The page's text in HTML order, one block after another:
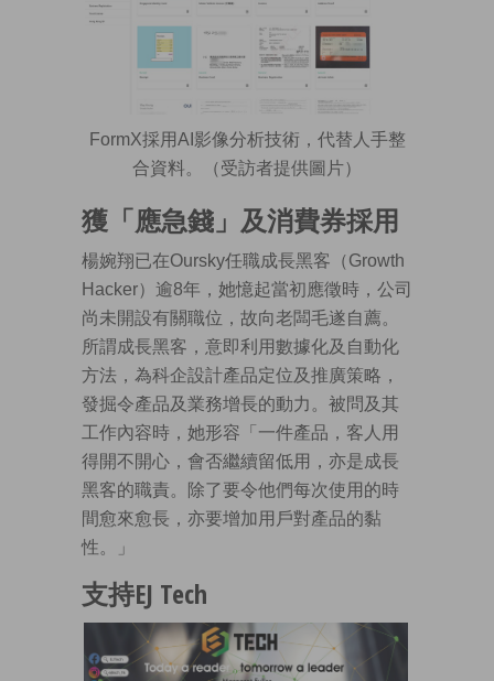
FormX採用AI影像分析技術，代替人手整
合資料。（受訪者提供圖片）
獲「應急錢」及消費券採用
楊婉翔已在Oursky任職成長黑客（Growth
Hacker）逾8年，她憶起當初應徵時，公司
尚未開設有關職位，故向老闆毛遂自薦。
所謂成長黑客，意即利用數據化及自動化
方法，為科企設計產品定位及推廣策略，
發掘令產品及業務增長的動力。被問及其
工作內容時，她形容「一件產品，客人用
得開不開心，會否繼續留低用，亦是成長
黑客的職責。除了要令他們每次使用的時
間愈來愈長，亦要增加用戶對產品的黏
性。」
支持EJ Tech